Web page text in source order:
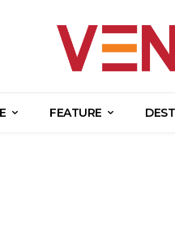
FEATURE